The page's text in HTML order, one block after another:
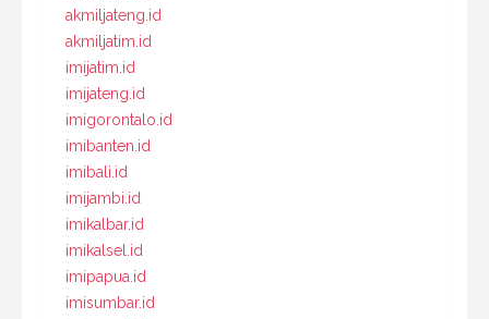
akmiljateng.id
akmiljatim.id
imijatim.id
imijateng.id
imigorontalo.id
imibanten.id
imibali.id
imijambi.id
imikalbar.id
imikalsel.id
imipapua.id
imisumbar.id